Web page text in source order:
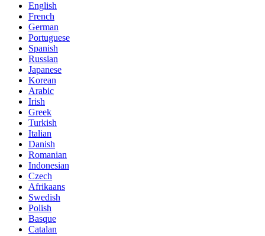
English
French
German
Portuguese
Spanish
Russian
Japanese
Korean
Arabic
Irish
Greek
Turkish
Italian
Danish
Romanian
Indonesian
Czech
Afrikaans
Swedish
Polish
Basque
Catalan